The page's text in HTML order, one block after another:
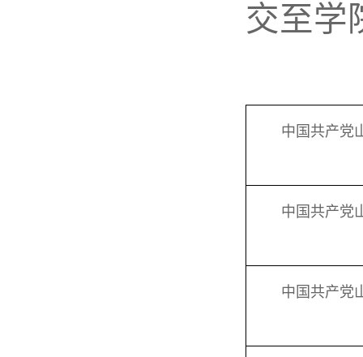
交至学
中国共产党
中国共产党
中国共产党